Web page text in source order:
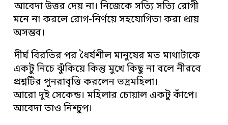
আবেদা উত্তর দেয় না। নিজেকে সত্যি সত্যি রোগী
মনে না করলে রোগ-নির্ণয়ে সহযোগিতা করা প্রায়
অসম্ভব।
দীর্ঘ বিরতির পর ধৈর্যশীল মানুষের মত মাথাটাকে
একটু নিচে ঝুঁকিয়ে কিন্তু মুখে কিছু না বলে নীরবে
প্রশ্নটির পুনরাবৃত্তি করলেন ভদ্রমহিলা।
আরো দুই সেকেন্ড। মহিলার চোয়াল একটু কাঁপে।
আবেদা তাও নিশ্চুপ।